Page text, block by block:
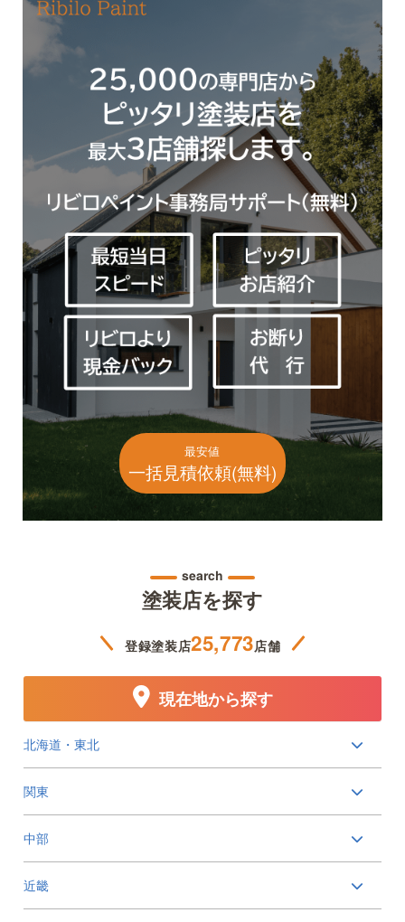
最安値
一括見積依頼(無料)
search
塗装店を探す
登録塗装店25,773店舗
北海道・東北
関東
中部
近畿
現在地から探す